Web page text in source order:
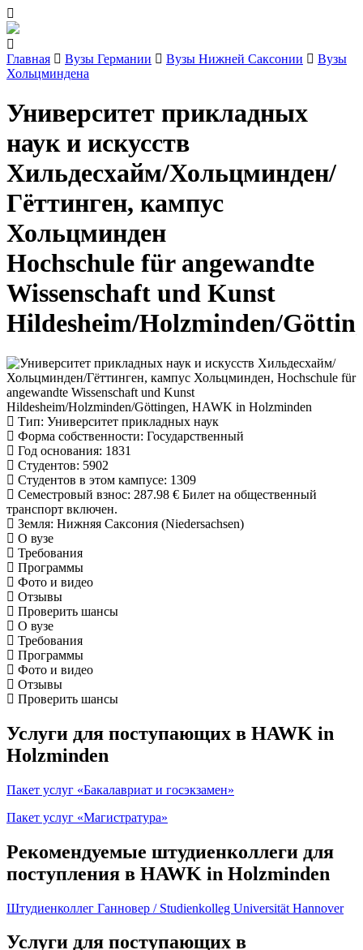
Главная Вузы Германии Вузы Нижней Саксонии
Вузы
Хольцминдена
Университет прикладных
наук и искусств
Хильдесхайм/Хольцминден/
Гёттинген, кампус
Хольцминден
Hochschule für angewandte
Wissenschaft und Kunst
Hildesheim/Holzminden/
Тип: Университет прикладных наук
Форма собственности: Государственный
Год основания: 1831
Студентов: 5902
Студентов в этом кампусе: 1309
Семестровый взнос: 287.98 € Билет на общественный
транспорт включен.
Земля: Нижняя Саксония (Niedersachsen)
О вузе
Требования
Программы
Фото и видео
Отзывы
Проверить шансы
О вузе
Требования
Программы
Фото и видео
Отзывы
Проверить шансы
Услуги для поступающих в HAWK in
Holzminden
Пакет услуг «Бакалавриат и госэкзамен»
Пакет услуг «Магистратура»
Рекомендуемые штудиенколлеги для
поступления в HAWK in Holzminden
Штудиенколлег Ганновер / Studienkolleg Universität Hannover
Услуги для поступающих в